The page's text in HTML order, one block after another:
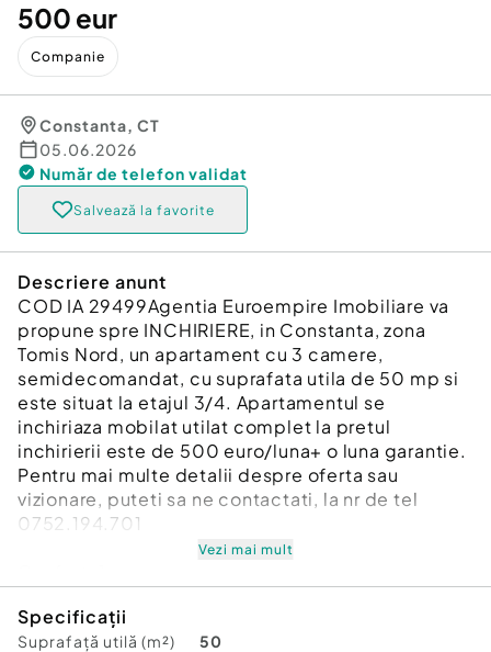
500 eur
Companie
Constanta, CT
05.06.2026
Număr de telefon validat
Salvează la favorite
Descriere anunt
COD IA 29499Agentia Euroempire Imobiliare va
propune spre INCHIRIERE, in Constanta, zona
Tomis Nord, un apartament cu 3 camere,
semidecomandat, cu suprafata utila de 50 mp si
este situat la etajul 3/4. Apartamentul se
inchiriaza mobilat utilat complet la pretul
inchirierii este de 500 euro/luna+ o luna garantie.
Pentru mai multe detalii despre oferta sau
vizionare, puteti sa ne contactati, la nr de tel
0752.194.701
Vezi mai mult
Specificații
Suprafață utilă (m²) 50